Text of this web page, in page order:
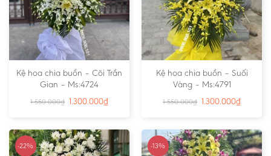
Kệ hoa chia buồn – Cõi Trần
Gian – Ms:4724
1.550.000₫ 1.300.000₫
Kệ hoa chia buồn – Suối
Vàng – Ms:4791
1.550.000₫ 1.300.000₫
-22% -13%